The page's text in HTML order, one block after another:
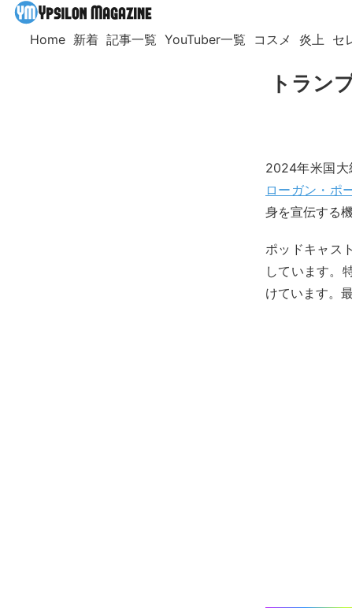
Home 新着 記事一覧 YouTuber一覧 コスメ 炎上 セ
トラン
2024年米国大
ローガン・ポ
身を宣伝する
ポッドキャス
しています。
けています。